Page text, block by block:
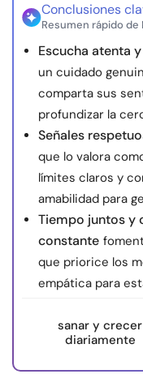
Conclusiones
Resumen rápido
Escucha atenta
un cuidado
comparta sus
profundizar la
Señales
que lo valora
límites claros y
amabilidad para
Tiempo juntos y
constante
que priorice los
empática para
sanar y crecer
diariamente